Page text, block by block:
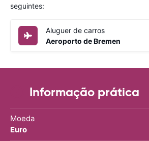
seguintes:
Aluguer de carros
Aeroporto de Bremen
Informação prática
Moeda
Euro